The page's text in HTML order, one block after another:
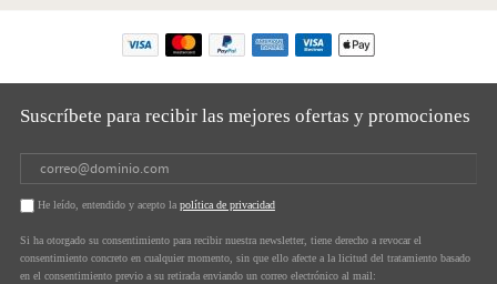
Suscríbete para recibir las mejores ofertas y promociones
He leído, entendido y acepto la política de privacidad
Si ha otorgado su consentimiento para recibir nuestra newsletter, tiene derecho a revocar el
consentimiento concreto en cualquier momento, sin que ello afecte a la licitud del tratamiento basado
en el consentimiento previo a su retirada enviando un correo electrónico al mail: